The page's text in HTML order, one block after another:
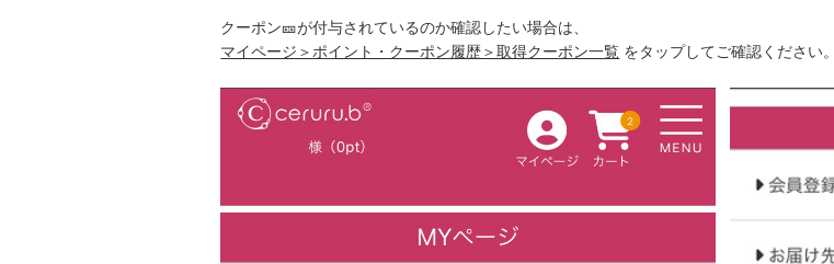
クーポン🎫が付与されているのか確認したい場合は、
マイページ＞ポイント・クーポン履歴＞取得クーポン一覧 をタップしてご確認ください。